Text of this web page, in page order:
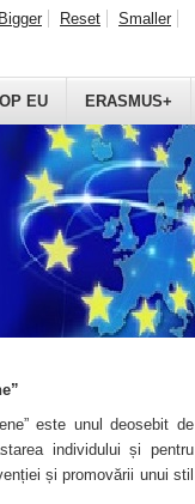
EU ERASMUS+
Bigger Reset Smaller
este unul deosebit de
individului și pentru
și promovării unui stil